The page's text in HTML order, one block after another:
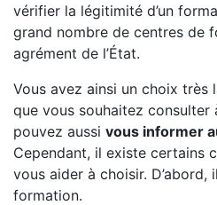
vérifier la légitimité d’un
grand nombre de centres de
agrément de l’État.
Vous avez ainsi un choix très
que vous souhaitez consulter
pouvez aussi vous informer
Cependant, il existe certains
vous aider à choisir. D’abord,
formation.